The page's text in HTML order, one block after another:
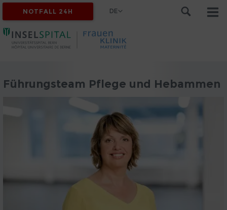
NOTFALL 24H DE
Führungsteam Pflege und Hebammen